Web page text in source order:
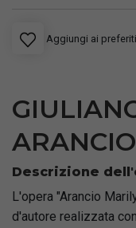
Aggiungi ai preferiti
Descrizione
L'opera "Arancio
d'autore realizzata